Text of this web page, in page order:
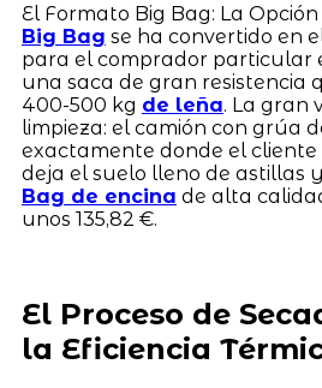
El Formato Big Bag: La
Big Bag se ha convertido en
para el comprador particular
una saca de gran resistencia
400-500 kg de leña. La gran
limpieza: el camión con grúa
exactamente donde el cliente
deja el suelo lleno de astillas
Bag de encina de alta
unos 135,82 €.
El Proceso de
la Eficiencia